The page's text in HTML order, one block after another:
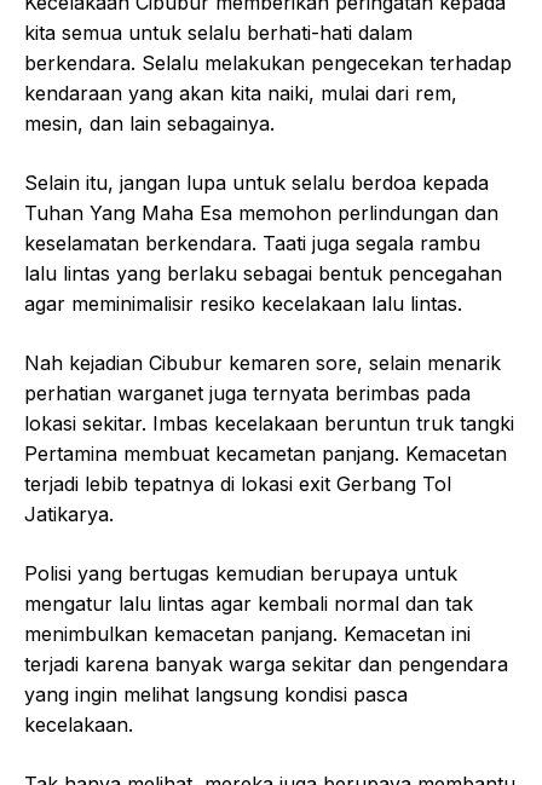
kita semua untuk selalu berhati-hati dalam
berkendara. Selalu melakukan pengecekan terhadap
kendaraan yang akan kita naiki, mulai dari rem,
mesin, dan lain sebagainya.
Selain itu, jangan lupa untuk selalu berdoa kepada
Tuhan Yang Maha Esa memohon perlindungan dan
keselamatan berkendara. Taati juga segala rambu
lalu lintas yang berlaku sebagai bentuk pencegahan
agar meminimalisir resiko kecelakaan lalu lintas.
Nah kejadian Cibubur kemaren sore, selain menarik
perhatian warganet juga ternyata berimbas pada
lokasi sekitar. Imbas kecelakaan beruntun truk tangki
Pertamina membuat kecametan panjang. Kemacetan
terjadi lebib tepatnya di lokasi exit Gerbang Tol
Jatikarya.
Polisi yang bertugas kemudian berupaya untuk
mengatur lalu lintas agar kembali normal dan tak
menimbulkan kemacetan panjang. Kemacetan ini
terjadi karena banyak warga sekitar dan pengendara
yang ingin melihat langsung kondisi pasca
kecelakaan.